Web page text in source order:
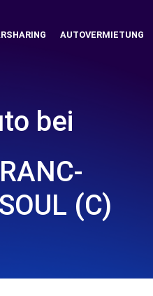
AUTOVERMIETUNG
bei
(C)